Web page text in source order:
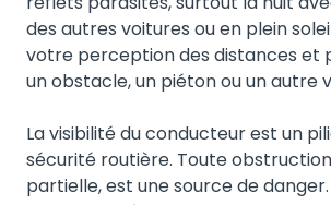
des autres voitures ou en plein
votre perception des distances et
un obstacle, un piéton ou un autre
La visibilité du conducteur est un
sécurité routière. Toute
partielle, est une source de